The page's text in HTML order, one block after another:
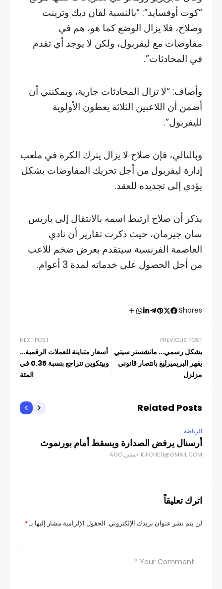
“كوت أوفسايد”: “بالنسبة لفان ديك وترينت
وصلاح، فلا يزال الوضع كما هو، هم في
مفاوضات مع ليفربول، ولكن لا يوجد أي تقدم
في المحادثات”.
وأضاف: “لا تزال المحادثات جارية، ويمكنني أن
أضمن أن اللاعبين الثلاثة يعطون الأولوية
لليفربول”.
وبالتالي، فإن صلاح لا يزال يترك الكرة في ملعب
إدارة ليفربول من أجل تحريك المفاوضات بشكل
يؤدي إلى تجديده للعقد.
يذكر أن صلاح ارتبط اسمه بالانتقال إلى باريس
سان جيرمان، حيث ذكرت تقارير أن نادي
العاصمة الفرنسية سيتقدم بعرض ضخم للاعب
من أجل الحصول على خدماته لمدة 3 أعوام.
Shares:
PREVIOUS POST
بشكل رسمي… مانشستر سيتي
يقهر البريميرليغ بانتصار قانوني
مزلزل
NEXT POST
أسعار متباينة للعملات الرقمية…
وبيتكوين تتراجع بنسبة 0.35 في
المئة
Related Posts
الرياضة
أرسنال يرفض الصدارة ويسقط أمام بورنموث
KJICHE11@GMAIL.COM سنتين AGO
اترك تعليقاً
لن يتم نشر عنوان بريدك الإلكتروني. الحقول الإلزامية مشار إليها بـ*